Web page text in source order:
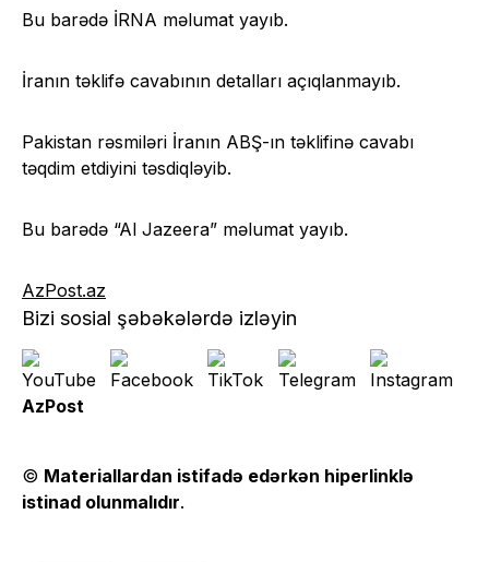
Bu barədə İRNA məlumat yayıb.
İranın təklifə cavabının detalları açıqlanmayıb.
Pakistan rəsmiləri İranın ABŞ-ın təklifinə cavabı
təqdim etdiyini təsdiqləyib.
Bu barədə “Al Jazeera” məlumat yayıb.
AzPost.az
Bizi sosial şəbəkələrdə izləyin
AzPost
© Materiallardan istifadə edərkən hiperlinklə
istinad olunmalıdır.